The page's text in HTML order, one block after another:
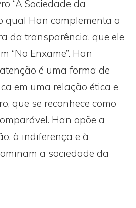
“A Sociedade da
qual Han complementa a
da transparência, que ele
“No Enxame”. Han
é uma forma de
em uma relação ética e
que se reconhece como
Han opõe a
à indiferença e à
a sociedade da